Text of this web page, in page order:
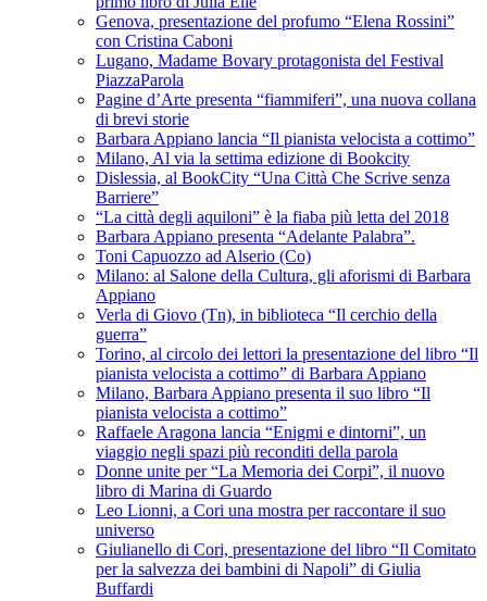
Genova, presentazione del profumo “Elena Rossini”
con Cristina Caboni
Lugano, Madame Bovary protagonista del Festival
PiazzaParola
Pagine d’Arte presenta “fiammiferi”, una nuova collana
di brevi storie
Barbara Appiano lancia “Il pianista velocista a cottimo”
Milano, Al via la settima edizione di Bookcity
Dislessia, al BookCity “Una Città Che Scrive senza
Barriere”
“La città degli aquiloni” è la fiaba più letta del 2018
Barbara Appiano presenta “Adelante Palabra”.
Toni Capuozzo ad Alserio (Co)
Milano: al Salone della Cultura, gli aforismi di Barbara
Appiano
Verla di Giovo (Tn), in biblioteca “Il cerchio della
guerra”
Torino, al circolo dei lettori la presentazione del libro “Il
pianista velocista a cottimo” di Barbara Appiano
Milano, Barbara Appiano presenta il suo libro “Il
pianista velocista a cottimo”
Raffaele Aragona lancia “Enigmi e dintorni”, un
viaggio negli spazi più reconditi della parola
Donne unite per “La Memoria dei Corpi”, il nuovo
libro di Marina di Guardo
Leo Lionni, a Cori una mostra per raccontare il suo
universo
Giulianello di Cori, presentazione del libro “Il Comitato
per la salvezza dei bambini di Napoli” di Giulia
Buffardi